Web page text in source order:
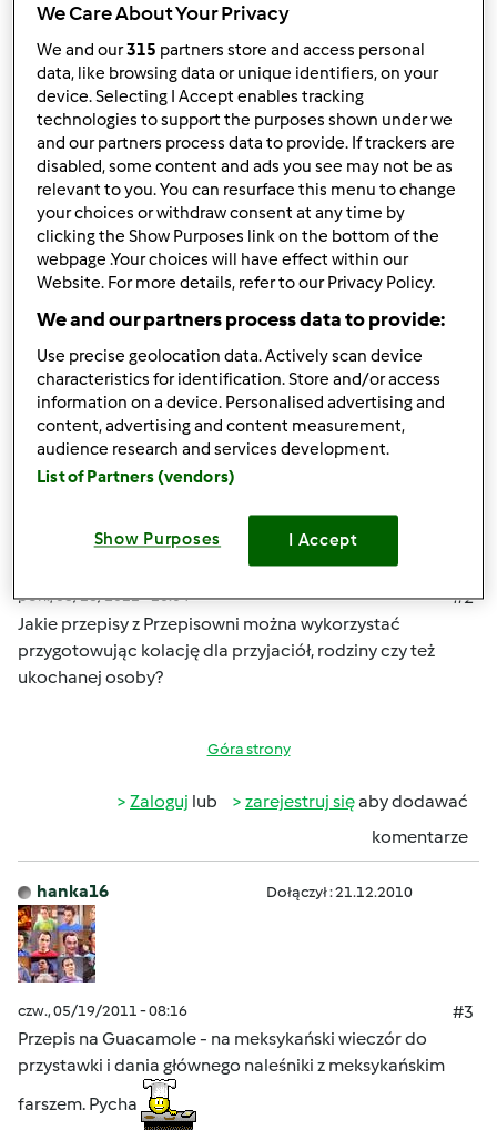
śr., 10/18/2017 - 11:48
#1
U mnie na kolacje często chleb smażony w jajku. Kolację
jadam zazwycaj koło 18, więc mogę sobie pozwolić na
odrobinę smażenia
Góra strony
Zalogujlub zarejestruj sięaby dodawać
komentarze
Mixi
pon., 05/16/2011 - 10:04
#2
Jakie przepisy z Przepisowni można wykorzystać
przygotowując kolację dla przyjaciół, rodziny czy też
ukochanej osoby?
Góra strony
Zaloguj lub zarejestruj sięaby dodawać
komentarze
hanka16 Dołączył : 21.12.2010
czw., 05/19/2011 - 08:16
#3
Przepis na Guacamole - na meksykański wieczór do
przystawki i dania głównego naleśniki z meksykańskim
farszem. Pycha
We Care About Your Privacy
We and our315 partners store and access personal
data, like browsing data or unique identifiers, on your
device. Selecting I Accept enables tracking
technologies to support the purposes shown under we
and our partners process data to provide. If trackers are
disabled, some content and ads you see may not be as
relevant to you. You can resurface this menu to change
your choices or withdraw consent at any time by
clicking the Show Purposes link on the bottom of the
webpage .Your choices will have effect within our
Website. For more details, refer to our Privacy Policy.
We and our partners process data to provide:
Use precise geolocation data. Actively scan device
characteristics for identification. Store and/or access
information on a device. Personalised advertising and
content, advertising and content measurement,
audience research and services development.
List of Partners (vendors)
Show Purposes I Accept